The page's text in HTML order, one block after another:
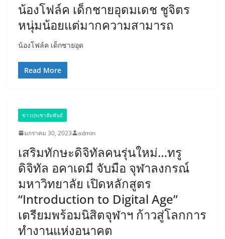
น้องโฟล์ค เด็กชายอุดมเดช ชูจิตร
หนุ่มน้อยแต่มากความสามารถ
น้องโฟล์ค เด็กชายอุด
Read More
ข่าวประชาสัมพันธ์
มกราคม 30, 2023 admin
เสริมทักษะดิจิทัลคนรุ่นใหม่…ทรู
ดิจิทัล อคาเดมี จับมือ จุฬาลงกรณ์
มหาวิทยาลัย เปิดหลักสูตร
“Introduction to Digital Age”
เตรียมพร้อมนิสิตจุฬาฯ ก้าวสู่โลกการ
ทำงานแห่งอนาคต